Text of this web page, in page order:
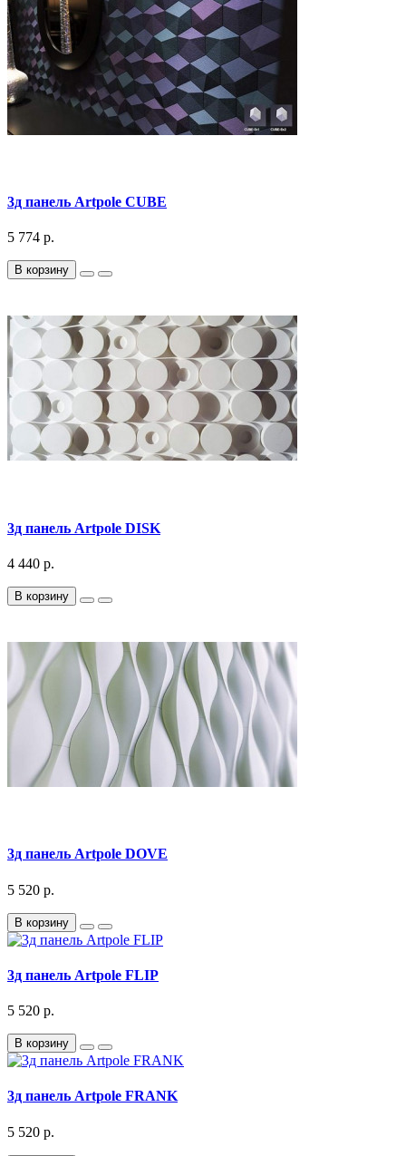
3д панель Artpole CUBE
5 774 р.
В корзину
3д панель Artpole DISK
4 440 р.
В корзину
3д панель Artpole DOVE
5 520 р.
В корзину
3д панель Artpole FLIP
5 520 р.
В корзину
3д панель Artpole FRANK
5 520 р.